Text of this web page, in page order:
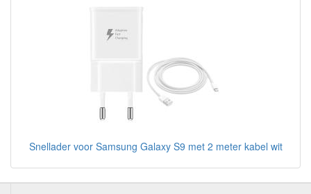
Snellader voor Samsung Galaxy S9 met 2 meter kabel wit